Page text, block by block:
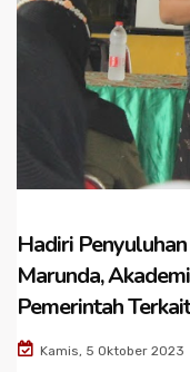
Hadiri
Marunda,
Pemerintah
Kamis, 5 Oktober 2023